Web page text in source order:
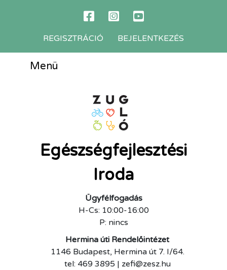
REGISZTRÁCIÓ BEJELENTKEZÉS
Menü
Egészségfejlesztési
Iroda
Ügyfélfogadás
H-Cs: 10:00-16:00
P: nincs
Hermina úti Rendelőintézet
1146 Budapest, Hermina út 7. I/64.
tel: 469 3895 | zefi@zesz.hu